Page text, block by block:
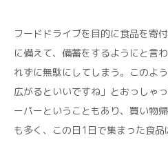
フードドライブを目的に食品を寄
に備えて、備蓄をするようにと言
れずに無駄にしてしまう。このよ
広がるといいですね」とおっしゃ
ーパーということもあり、買い物
も多く、この日1日で集まった食